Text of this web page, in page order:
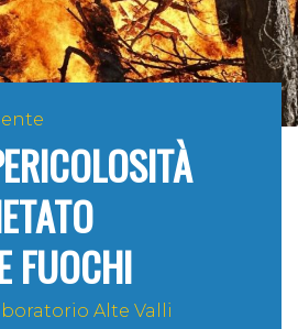
FUOCHI
Alte Valli